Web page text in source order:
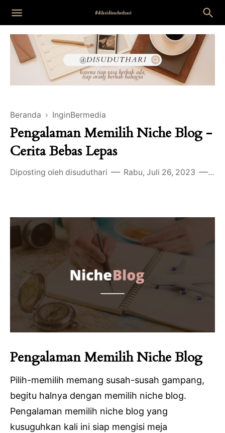
Beranda › InginBermedia
Pengalaman Memilih Niche Blog -
Cerita Bebas Lepas
Diposting oleh disuduthari Rabu, Juli 26, 2023 1
Pengalaman Memilih Niche Blog
Pilih-memilih memang susah-susah gampang,
begitu halnya dengan memilih niche blog.
Pengalaman memilih niche blog yang
kusuguhkan kali ini siap mengisi meja